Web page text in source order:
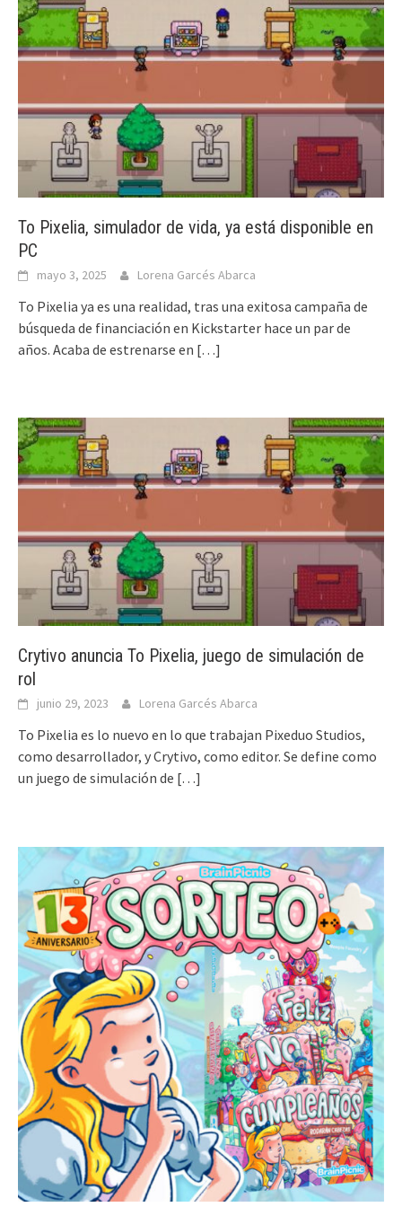
To Pixelia, simulador de vida, ya está disponible en
PC
mayo 3, 2025 Lorena Garcés Abarca
To Pixelia ya es una realidad, tras una exitosa campaña de
búsqueda de financiación en Kickstarter hace un par de
años. Acaba de estrenarse en […]
Crytivo anuncia To Pixelia, juego de simulación de
rol
junio 29, 2023 Lorena Garcés Abarca
To Pixelia es lo nuevo en lo que trabajan Pixeduo Studios,
como desarrollador, y Crytivo, como editor. Se define como
un juego de simulación de […]